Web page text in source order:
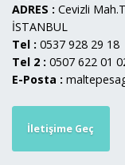
ADRES : Cevizli
İSTANBUL
Tel : 0537 928 29 18
Tel 2 : 0507 622 01
E-Posta :
İletişime Geç